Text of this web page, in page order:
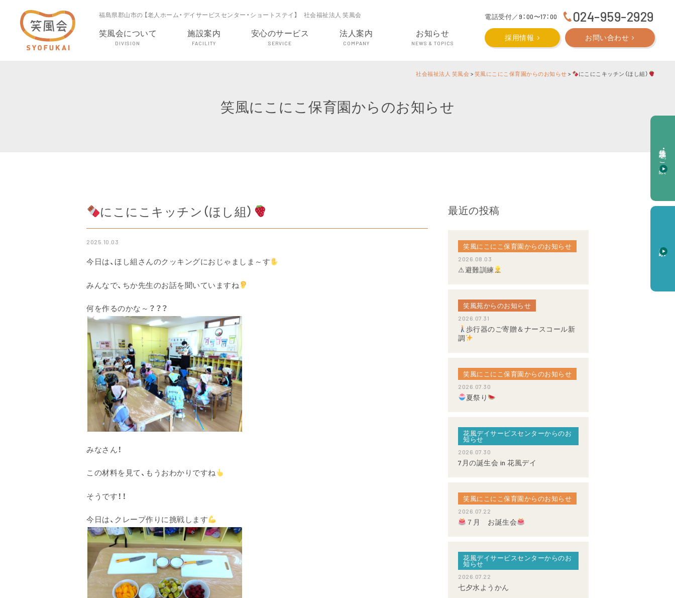
福島県郡山市の 【老人ホーム・デイサービスセンター・ショートステイ】 社会福祉法人 笑風会
笑風会について
DIVISION
施設案内
FACILITY
安心のサービス
SERVICE
法人案内
COMPANY
お知らせ
NEWS & TOPICS
電話受付／9：00〜17：00 024-959-2929
採用情報 お問い合わせ
社会福祉法人 笑風会 > 笑風にこにこ保育園からのお知らせ > にこにこキッチン（ほし組）
笑風にこにこ保育園からのお知らせ
にこにこキッチン（ほし組）
2025.10.03
今日は、ほし組さんのクッキングにおじゃましま～す
みんなで、ちか先生のお話を聞いていますね
何を作るのかな～？？？
みなさん！
この材料を見て、もうおわかりですね
そうです！！
今日は、クレープ作りに挑戦します
最近の投稿
笑風にこにこ保育園からのお知らせ
2026.08.03
⚠避難訓練
笑風苑からのお知らせ
2026.07.31
歩行器のご寄贈＆ナースコール新
調
笑風にこにこ保育園からのお知らせ
2026.07.30
夏祭り
花風デイサービスセンターからのお
知らせ
2026.07.30
7月の誕生会 in 花風デイ
笑風にこにこ保育園からのお知らせ
2026.07.22
７月 お誕生会
花風デイサービスセンターからのお
知らせ
2026.07.22
七夕水ようかん
施設見学・ご相談